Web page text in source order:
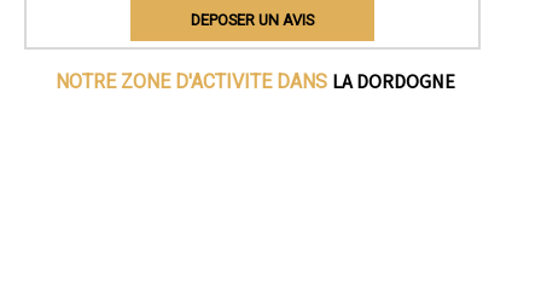
DEPOSER UN AVIS
NOTRE ZONE D'ACTIVITE DANS LA DORDOGNE